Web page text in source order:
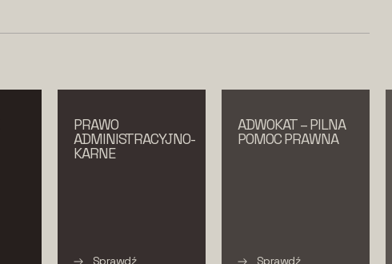
PRAWO
ADMINISTRACYJNO-
KARNE
Sprawdź
ADWOKAT – PILNA
POMOC PRAWNA
Sprawdź